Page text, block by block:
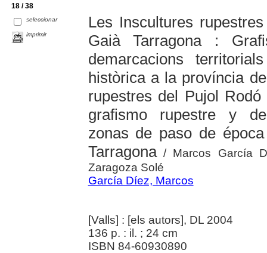
18 / 38
seleccionar
imprimir
Les Inscultures
Gaià Tarragona :
demarcacions
històrica a la província
rupestres del Pujol
grafismo rupestre y
zonas de paso de
Tarragona/ Marcos García
Zaragoza Solé
García Díez, Marcos
[Valls] : [els autors], DL 2004
136 p. : il. ; 24 cm
ISBN 84-60930890